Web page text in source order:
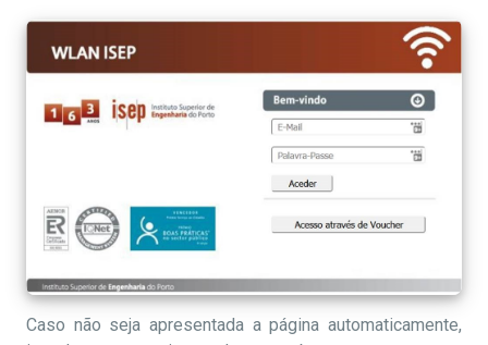
Caso não seja apresentada a página automaticamente,